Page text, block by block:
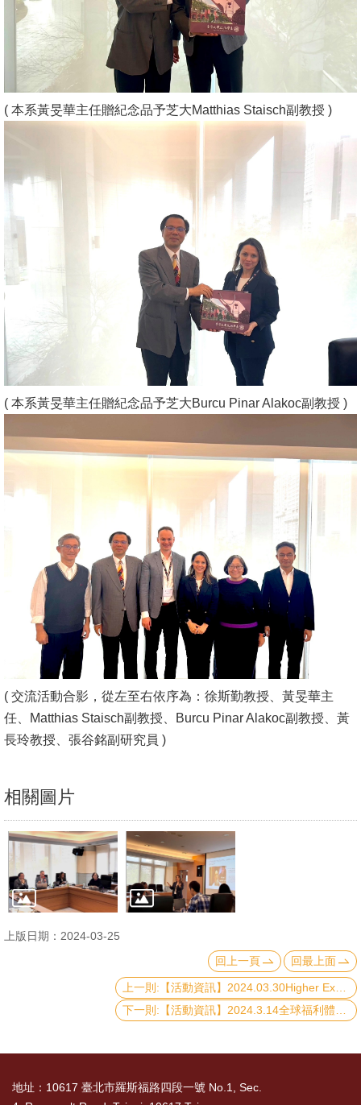
( 本系黃旻華主任贈紀念品予芝大Matthias Staisch副教授 )
( 本系黃旻華主任贈紀念品予芝大Burcu Pinar Alakoc副教授 )
( 交流活動合影，從左至右依序為：徐斯勤教授、黃旻華主
任、Matthias Staisch副教授、Burcu Pinar Alakoc副教授、黃
長玲教授、張谷銘副研究員 )
相關圖片
上版日期：2024-03-25
回上一頁
回最上面
上一則:【活動資訊】2024.03.30Higher Expectations, Greater Disappointment: Feminist Backlash after Park Geun-hye's Impeachment in South Korea
下一則:【活動資訊】2024.3.14全球福利體制講座：Introduction to Social Assistance Systems in Australia.
地址：10617 臺北市羅斯福路四段一號 No.1, Sec.